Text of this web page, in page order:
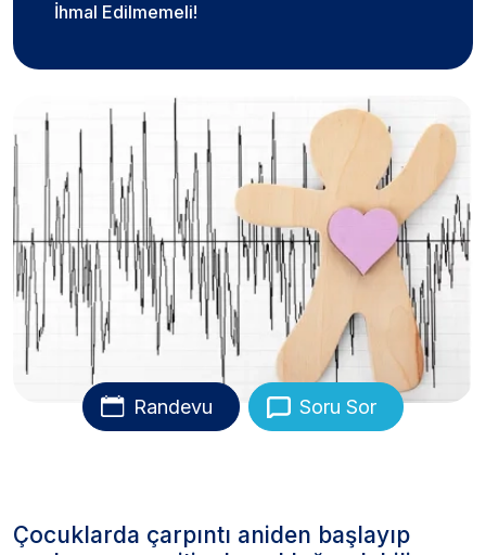
İhmal Edilmemeli!
Randevu Soru Sor
Çocuklarda çarpıntı aniden başlayıp